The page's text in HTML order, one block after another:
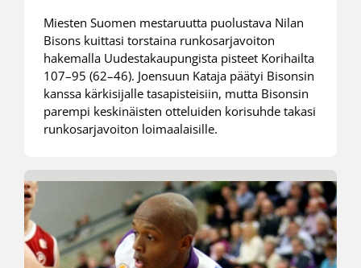
Miesten Suomen mestaruutta puolustava Nilan
Bisons kuittasi torstaina runkosarjavoiton
hakemalla Uudestakaupungista pisteet Korihailta
107–95 (62–46). Joensuun Kataja päätyi Bisonsin
kanssa kärkisijalle tasapisteisiin, mutta Bisonsin
parempi keskinäisten otteluiden korisuhde takasi
runkosarjavoiton loimaalaisille.